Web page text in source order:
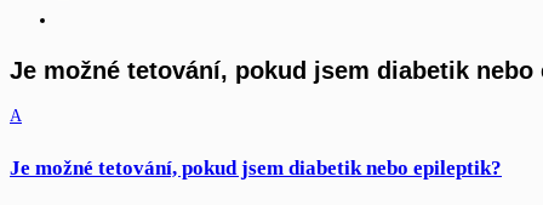
Je možné tetování, pokud jsem diabetik
A
Je možné tetování, pokud jsem diabetik nebo epileptik?